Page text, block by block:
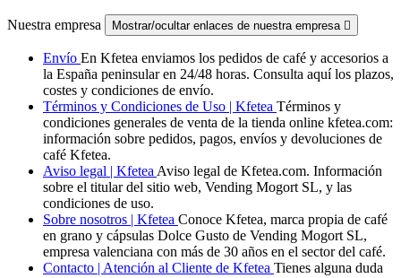
Nuestra empresa Mostrar/ocultar enlaces de nuestra empresa 
Envío En Kfetea enviamos los pedidos de café y accesorios a
la España peninsular en 24/48 horas. Consulta aquí los plazos,
costes y condiciones de envío.
Términos y Condiciones de Uso | Kfetea Términos y
condiciones generales de venta de la tienda online kfetea.com:
información sobre pedidos, pagos, envíos y devoluciones de
café Kfetea.
Aviso legal | Kfetea Aviso legal de Kfetea.com. Información
sobre el titular del sitio web, Vending Mogort SL, y las
condiciones de uso.
Sobre nosotros | Kfetea Conoce Kfetea, marca propia de café
en grano y cápsulas Dolce Gusto de Vending Mogort SL,
empresa valenciana con más de 30 años en el sector del café.
Contacto | Atención al Cliente de Kfetea Tienes alguna duda